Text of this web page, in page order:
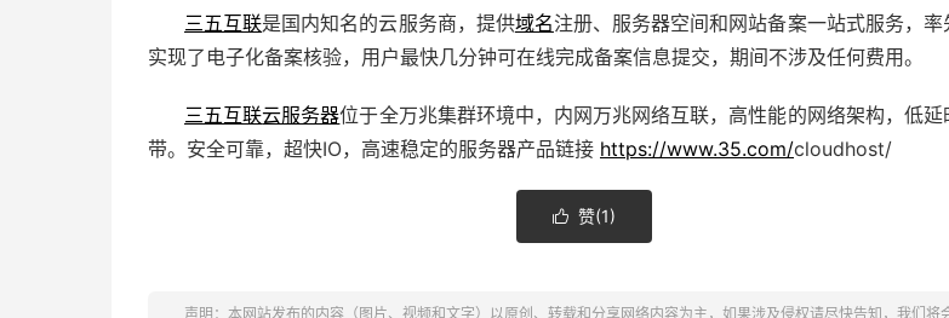
三五互联是国内知名的云服务商，提供域名注册、服务器空间和网站备案一站式服务，率
实现了电子化备案核验，用户最快几分钟可在线完成备案信息提交，期间不涉及任何费用。
三五互联云服务器位于全万兆集群环境中，内网万兆网络互联，高性能的网络架构，低延
带。安全可靠，超快IO，高速稳定的服务器产品链接 https://www.35.com/cloudhost/
 赞(1)
声明：本网站发布的内容（图片、视频和文字）以原创、转载和分享网络内容为主，如果涉及侵权请尽快告知，我们将